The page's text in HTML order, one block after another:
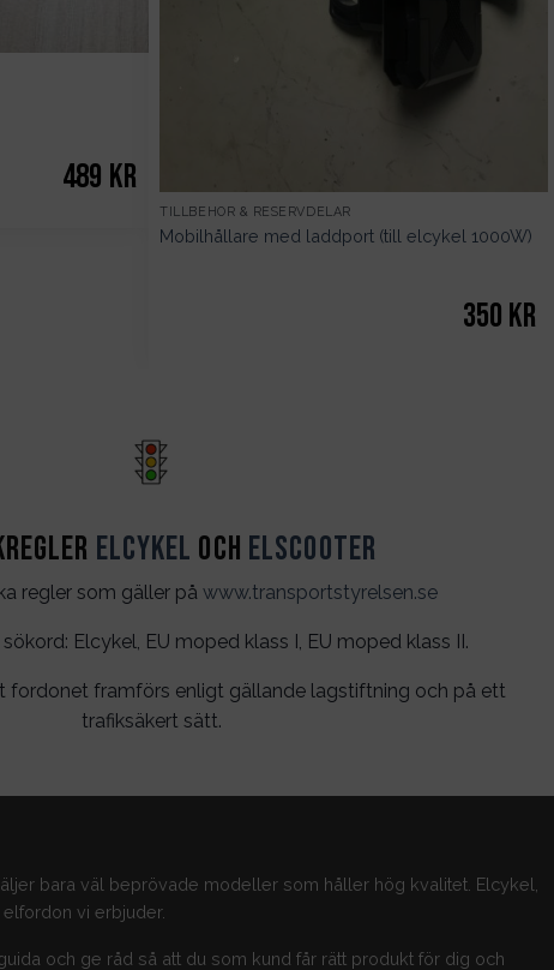
489 kr
TILLBEHÖR & RESERVDELAR
Mobilhållare med laddport (till elcykel 1000W)
350 kr
Elcykel och Elscooter
regler som gäller på www.transportstyrelsen.se
Elcykel, EU moped klass I, EU moped klass II.
fordonet framförs enligt gällande lagstiftning och på ett
trafiksäkert sätt.
bara väl beprövade modeller som håller hög kvalitet. Elcykel,
vi erbjuder.
och ge råd så att du som kund får rätt produkt för dig och